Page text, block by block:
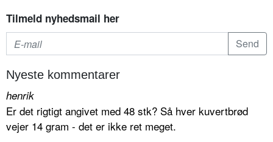
Tilmeld nyhedsmail her
Nyeste kommentarer
henrik
Er det rigtigt angivet med 48 stk? Så hver kuvertbrød
vejer 14 gram - det er ikke ret meget.